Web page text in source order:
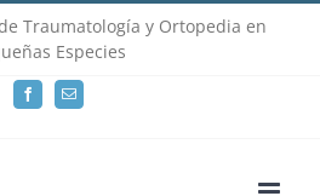
Traumatología y Ortopedia en
Especies
FacebookEmail